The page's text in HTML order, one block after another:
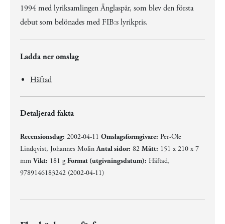
1994 med lyriksamlingen Änglaspår, som blev den första
debut som belönades med FIB:s lyrikpris.
Ladda ner omslag
Häftad
Detaljerad fakta
Recensionsdag: 2002-04-11 Omslagsformgivare: Per-Ole
Lindqvist, Johannes MolinAntal sidor: 82 Mått: 151 x 210 x 7
mmVikt: 181 gFormat (utgivningsdatum): Häftad,
9789146183242 (2002-04-11)